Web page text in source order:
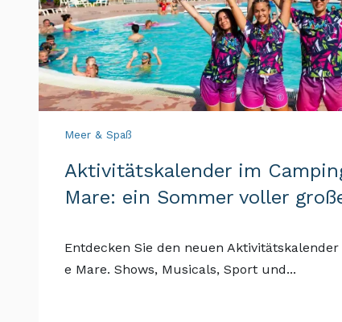
Meer & Spaß
Aktivitätskalender im
Mare: ein Sommer voller
Entdecken Sie den neuen
e Mare. Shows, Musicals, Sport und...